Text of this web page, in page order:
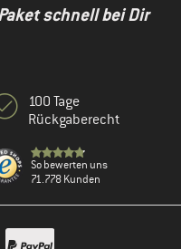
schnell bei Dir
100 Tage
Rückgaberecht
So bewerten uns
71.778 Kunden